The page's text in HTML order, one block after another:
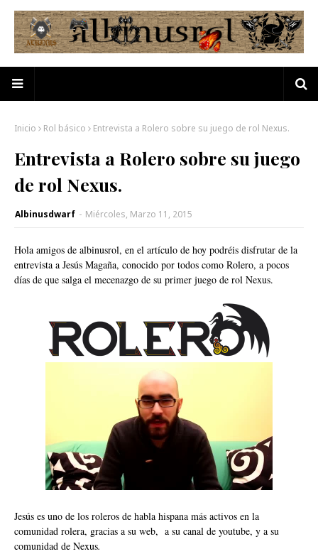
Inicio Rol básico Entrevista a Rolero sobre su juego de rol Nexus.
Entrevista a Rolero sobre su juego
de rol Nexus.
Albinusdwarf - Miércoles, Marzo 11, 2015
Hola amigos de albinusrol, en el artículo de hoy podréis disfrutar de la
entrevista a Jesús Magaña, conocido por todos como Rolero, a pocos
días de que salga el mecenazgo de su primer juego de rol Nexus.
Jesús es uno de los roleros de habla hispana más activos en la
comunidad rolera, gracias a su web, a su canal de youtube, y a su
comunidad de Nexus.